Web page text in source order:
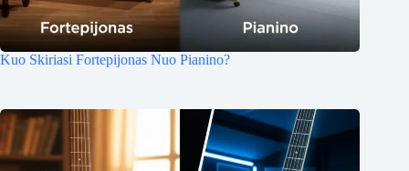
Kuo Skiriasi Fortepijonas Nuo Pianino?